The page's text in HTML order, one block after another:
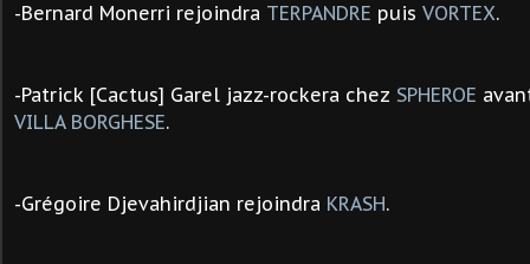
-Bernard Monerri rejoindra TERPANDRE puis VORTEX.
-Patrick [Cactus] Garel jazz-rockera chez SPHEROE
VILLA BORGHESE.
-Grégoire Djevahirdjian rejoindra KRASH.